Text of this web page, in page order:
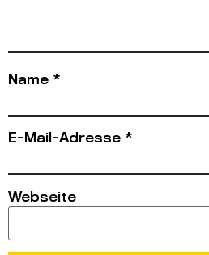
Name *
E-Mail-Adresse *
Webseite